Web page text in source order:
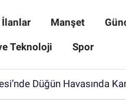
İlanlar Manşet
Teknoloji Spor
Düğün Havasında